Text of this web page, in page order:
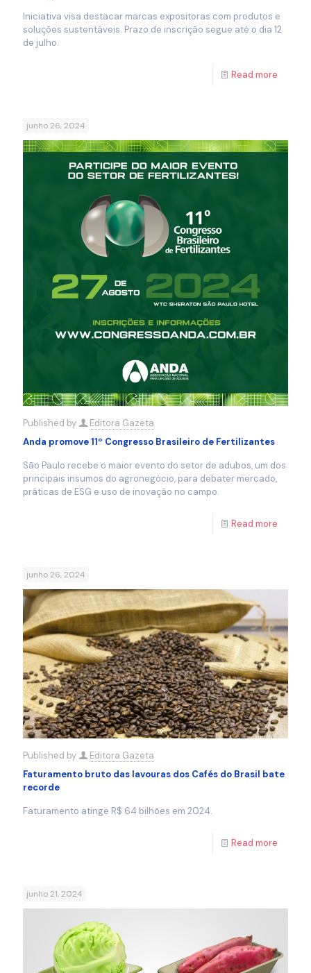
Iniciativa visa destacar marcas expositoras com produtos e
soluções sustentáveis. Prazo de inscrição segue até o dia 12
de julho.
Read more
junho 26, 2024
Published by
Editora Gazeta
Anda promove 11º Congresso Brasileiro de Fertilizantes
São Paulo recebe o maior evento do setor de adubos, um dos
principais insumos do agronegócio, para debater mercado,
práticas de ESG e uso de inovação no campo.
Read more
junho 26, 2024
Published by
Editora Gazeta
Faturamento bruto das lavouras dos Cafés do Brasil bate
recorde
Faturamento atinge R$ 64 bilhões em 2024.
Read more
junho 21, 2024